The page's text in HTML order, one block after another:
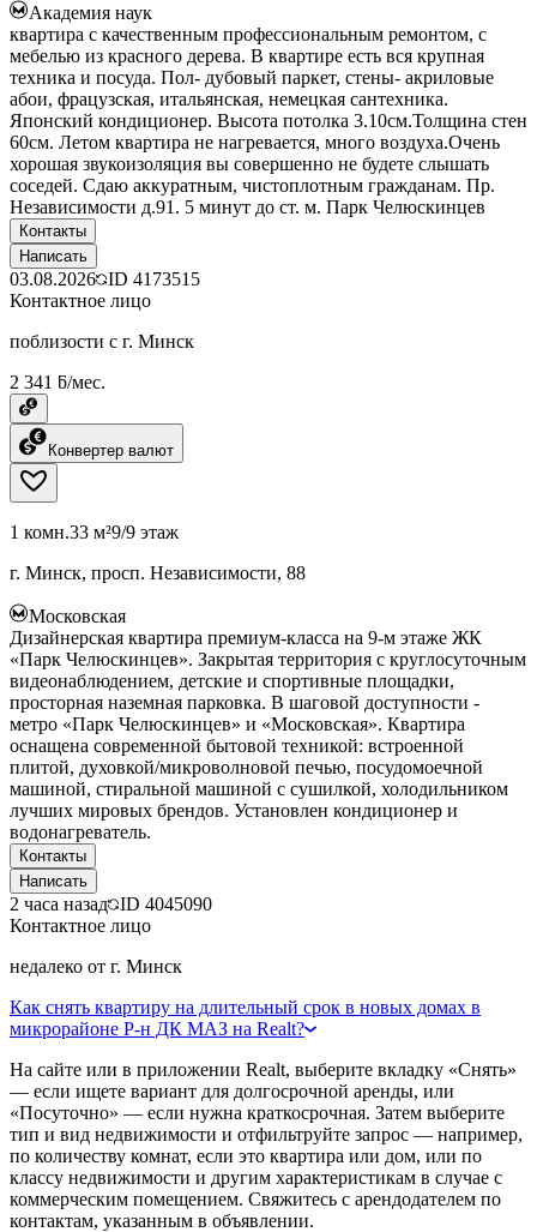
Академия наук
квартира с качественным профессиональным ремонтом, с
мебелью из красного дерева. В квартире есть вся крупная
техника и посуда. Пол- дубовый паркет, стены- акриловые
абои, фрацузская, итальянская, немецкая сантехника.
Японский кондиционер. Высота потолка 3.10см.Толщина стен
60см. Летом квартира не нагревается, много воздуха.Очень
хорошая звукоизоляция вы совершенно не будете слышать
соседей. Сдаю аккуратным, чистоплотным гражданам. Пр.
Независимости д.91. 5 минут до ст. м. Парк Челюскинцев
Контакты
Написать
03.08.2026 ID 4173515
Контактное лицо
поблизости с г. Минск
2 341 ƃ/мес.
Конвертер валют
1 комн.33 м²9/9 этаж
г. Минск, просп. Независимости, 88
Московская
Дизайнерская квартира премиум-класса на 9-м этаже ЖК
«Парк Челюскинцев». Закрытая территория с круглосуточным
видеонаблюдением, детские и спортивные площадки,
просторная наземная парковка. В шаговой доступности -
метро «Парк Челюскинцев» и «Московская». Квартира
оснащена современной бытовой техникой: встроенной
плитой, духовкой/микроволновой печью, посудомоечной
машиной, стиральной машиной с сушилкой, холодильником
лучших мировых брендов. Установлен кондиционер и
водонагреватель.
Контакты
Написать
2 часа назад ID 4045090
Контактное лицо
недалеко от г. Минск
Как снять квартиру на длительный срок в новых домах в
микрорайоне Р-н ДК МАЗ на Realt?
На сайте или в приложении Realt, выберите вкладку «Снять»
— если ищете вариант для долгосрочной аренды, или
«Посуточно» — если нужна краткосрочная. Затем выберите
тип и вид недвижимости и отфильтруйте запрос — например,
по количеству комнат, если это квартира или дом, или по
классу недвижимости и другим характеристикам в случае с
коммерческим помещением. Свяжитесь с арендодателем по
контактам, указанным в объявлении.